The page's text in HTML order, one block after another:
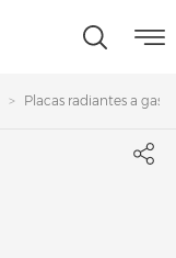
Placas radiantes a gas